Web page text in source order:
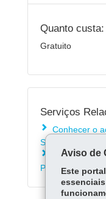
Quanto custa:
Gratuito
Serviços
Conhecer o
Som de Curitiba
Conhecer
Paranaense
Aviso de
Este